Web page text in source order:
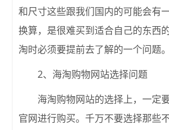
和尺寸这些跟我们国内的可能会有
换算，是很难买到适合自己的东西
淘时必须要提前去了解的一个问题。
2、海淘购物网站选择问题
海淘购物网站的选择上，一定
官网进行购买。千万不要选择那些